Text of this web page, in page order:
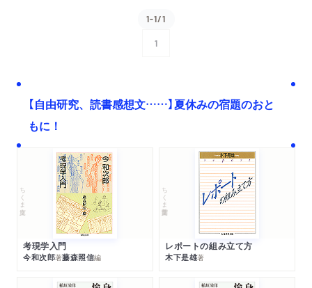
1-1/1
1
【自由研究、読書感想文……】夏休みの宿題のおと
もに！
ちくま文庫
考現学入門
今和次郎著藤森照信編
ちくま学芸文庫
レポートの組み立て方
木下是雄著